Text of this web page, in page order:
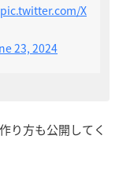
pic.twitter.com/X
23, 2024
り方も公開してく